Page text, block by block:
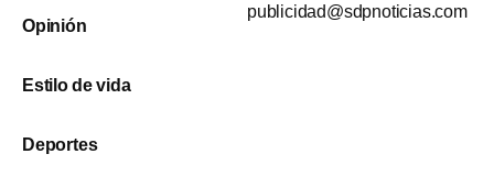
Opinión
Estilo de vida
Deportes
publicidad@sdpnoticias.com